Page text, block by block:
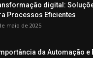
digital:
Processos Eficientes
maio de 2025
da Automação e